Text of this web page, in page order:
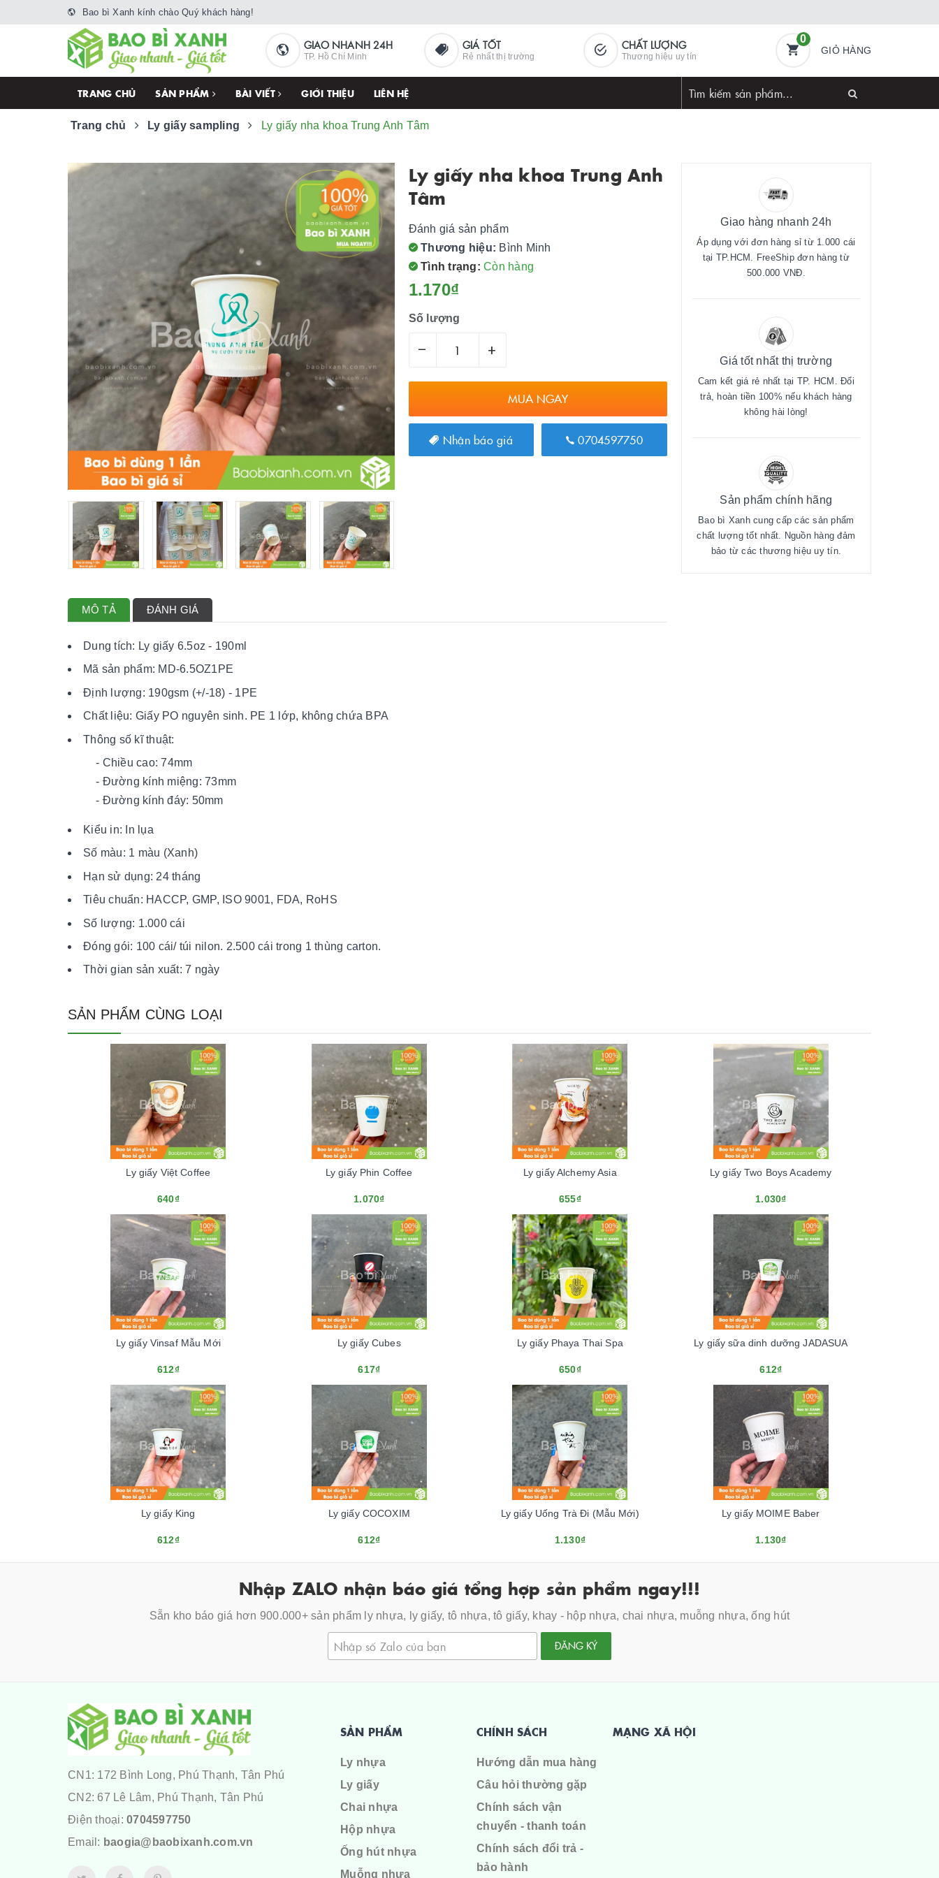
Bao bì Xanh kính chào Quý khách hàng!
GIAO NHANH 24H
TP. Hồ Chí Minh
GIÁ TỐT
Rẻ nhất thị trường
CHẤT LƯỢNG
Thương hiệu uy tín
0
GIỎ HÀNG
TRANG CHỦ SẢN PHẨM BÀI VIẾT GIỚI THIỆU LIÊN HỆ
Trang chủ Ly giấy sampling Ly giấy nha khoa Trung Anh Tâm
Ly giấy nha khoa Trung Anh
Tâm
Đánh giá sản phẩm
Thương hiệu: Bình Minh
Tình trạng: Còn hàng
1.170₫
Số lượng
– +
MUA NGAY
Nhận báo giá 0704597750
Giao hàng nhanh 24h
Áp dụng với đơn hàng sỉ từ 1.000 cái
tại TP.HCM. FreeShip đơn hàng từ
500.000 VNĐ.
Giá tốt nhất thị trường
Cam kết giá rẻ nhất tại TP. HCM. Đổi
trả, hoàn tiền 100% nếu khách hàng
không hài lòng!
Sản phẩm chính hãng
Bao bì Xanh cung cấp các sản phẩm
chất lượng tốt nhất. Nguồn hàng đảm
bảo từ các thương hiệu uy tín.
MÔ TẢ ĐÁNH GIÁ
Dung tích: Ly giấy 6.5oz - 190ml
Mã sản phẩm: MD-6.5OZ1PE
Định lượng: 190gsm (+/-18) - 1PE
Chất liệu: Giấy PO nguyên sinh. PE 1 lớp, không chứa BPA
Thông số kĩ thuật:
- Chiều cao: 74mm
- Đường kính miệng: 73mm
- Đường kính đáy: 50mm
Kiểu in: In lụa
Số màu: 1 màu (Xanh)
Hạn sử dụng: 24 tháng
Tiêu chuẩn: HACCP, GMP, ISO 9001, FDA, RoHS
Số lượng: 1.000 cái
Đóng gói: 100 cái/ túi nilon. 2.500 cái trong 1 thùng carton.
Thời gian sản xuất: 7 ngày
SẢN PHẨM CÙNG LOẠI
Ly giấy Việt Coffee
640₫
Ly giấy Phin Coffee
1.070₫
Ly giấy Alchemy Asia
655₫
Ly giấy Two Boys Academy
1.030₫
Ly giấy Vinsaf Mẫu Mới
612₫
Ly giấy Cubes
617₫
Ly giấy Phaya Thai Spa
650₫
Ly giấy sữa dinh dưỡng JADASUA
612₫
Ly giấy King
612₫
Ly giấy COCOXIM
612₫
Ly giấy Uống Trà Đi (Mẫu Mới)
1.130₫
Ly giấy MOIME Baber
1.130₫
Nhập ZALO nhận báo giá tổng hợp sản phẩm ngay!!!
Sẵn kho báo giá hơn 900.000+ sản phẩm ly nhựa, ly giấy, tô nhựa, tô giấy, khay - hộp nhựa, chai nhựa, muỗng nhựa, ống hút
ĐĂNG KÝ
CN1: 172 Bình Long, Phú Thạnh, Tân Phú
CN2: 67 Lê Lâm, Phú Thạnh, Tân Phú
Điện thoại: 0704597750
Email: baogia@baobixanh.com.vn
SẢN PHẨM
Ly nhựa
Ly giấy
Chai nhựa
Hộp nhựa
Ống hút nhựa
Muỗng nhựa
CHÍNH SÁCH
Hướng dẫn mua hàng
Câu hỏi thường gặp
Chính sách vận
chuyển - thanh toán
Chính sách đổi trả -
bảo hành
MẠNG XÃ HỘI